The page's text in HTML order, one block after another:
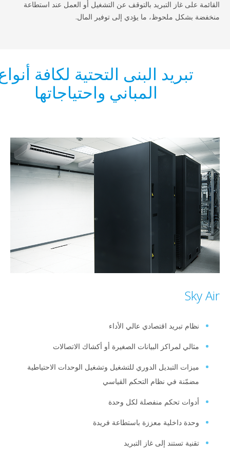
غاز التبريد بالتوقف عن التشغيل أو العمل عند استطاعة
ملحوظ، ما يؤدي إلى توفير المال.
البنى التحتية لكافة أنواع
المباني واحتياجاتها
تبريد اقتصادي عالي الأداء
لمراكز البيانات الصغيرة أو أكشاك الاتصالات
التبديل الدوري للتشغيل وتشغيل الوحدات الاحتياطية
في نظام التحكم القياسي
تحكم منفصلة لكل وحدة
داخلية معززة باستطاعة فريدة
تستند إلى غاز التبريد